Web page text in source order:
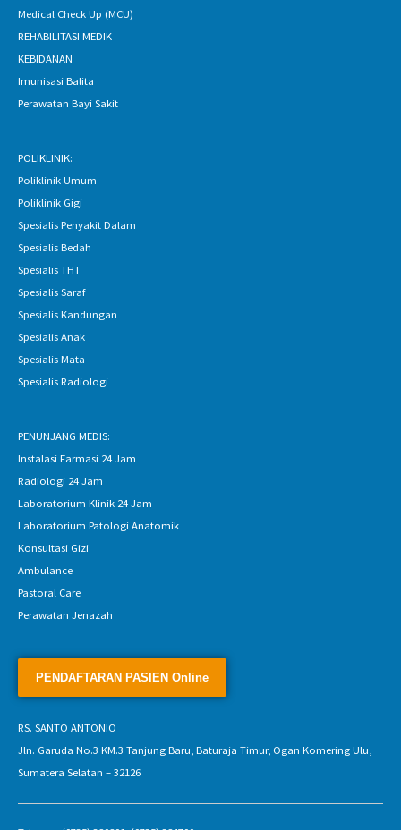
Medical Check Up (MCU)
REHABILITASI MEDIK
KEBIDANAN
Imunisasi Balita
Perawatan Bayi Sakit
POLIKLINIK:
Poliklinik Umum
Poliklinik Gigi
Spesialis Penyakit Dalam
Spesialis Bedah
Spesialis THT
Spesialis Saraf
Spesialis Kandungan
Spesialis Anak
Spesialis Mata
Spesialis Radiologi
PENUNJANG MEDIS:
Instalasi Farmasi 24 Jam
Radiologi 24 Jam
Laboratorium Klinik 24 Jam
Laboratorium Patologi Anatomik
Konsultasi Gizi
Ambulance
Pastoral Care
Perawatan Jenazah
RS. SANTO ANTONIO
Jln. Garuda No.3 KM.3 Tanjung Baru, Baturaja Timur, Ogan Komering Ulu,
Sumatera Selatan – 32126